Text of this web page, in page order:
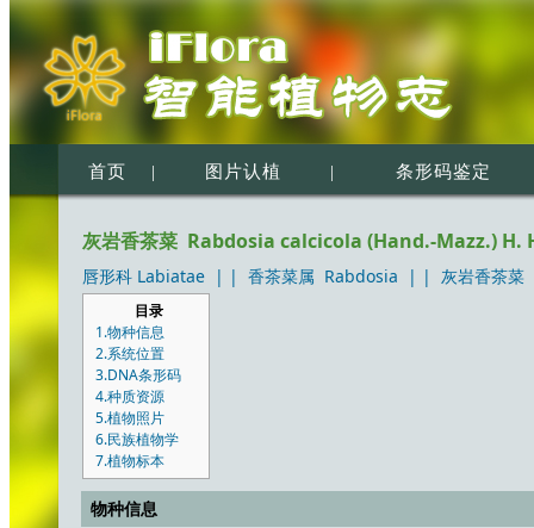
首页 | 图片认植 | 条形码鉴定
灰岩香茶菜 Rabdosia calcicola (Hand.-Mazz.) H.
唇形科 Labiatae | | 香茶菜属 Rabdosia | | 灰岩香茶菜
目录
1.物种信息
2.系统位置
3.DNA条形码
4.种质资源
5.植物照片
6.民族植物学
7.植物标本
物种信息